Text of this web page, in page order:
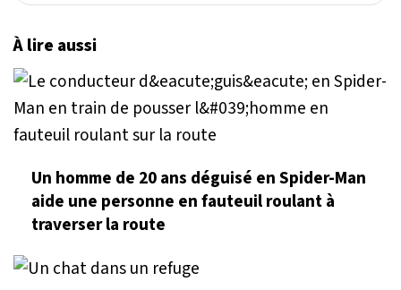
À lire aussi
Un homme de 20 ans déguisé en Spider-Man
aide une personne en fauteuil roulant à
traverser la route